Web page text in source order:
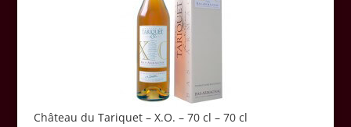
Château du Tariquet – X.O. – 70 cl – 70 cl